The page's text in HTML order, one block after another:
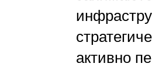
активно